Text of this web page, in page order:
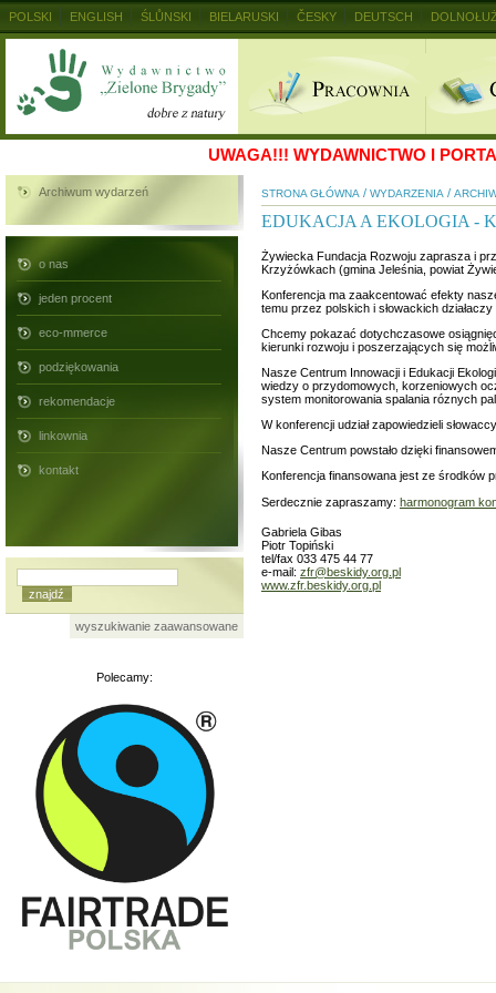
UWAGA!!! WYDAWNICTWO I
Archiwum wydarzeń
o nas
jeden procent
eco-mmerce
podziękowania
rekomendacje
linkownia
kontakt
wyszukiwanie zaawansowane
Polecamy:
STRONA GŁÓWNA / WYDARZENIA /
EDUKACJA A EKOLOGIA -
Żywiecka Fundacja Rozwoju zaprasza i
Krzyżówkach (gmina Jeleśnia, powiat
Konferencja ma zaakcentować efekty
temu przez polskich i słowackich
Chcemy pokazać dotychczasowe
kierunki rozwoju i poszerzających się
Nasze Centrum Innowacji i Edukacji
wiedzy o przydomowych, korzeniowych
system monitorowania spalania róznych
W konferencji udział zapowiedzieli
Nasze Centrum powstało dzięki
Konferencja finansowana jest ze środków
Serdecznie zapraszamy: harmonogram
Gabriela Gibas
Piotr Topiński
tel/fax 033 475 44 77
e-mail: zfr@beskidy.org.pl
www.zfr.beskidy.org.pl
POLSKI ENGLISH ŚLŮNSKI BIELARUSKI ČESKY DEUTSCH